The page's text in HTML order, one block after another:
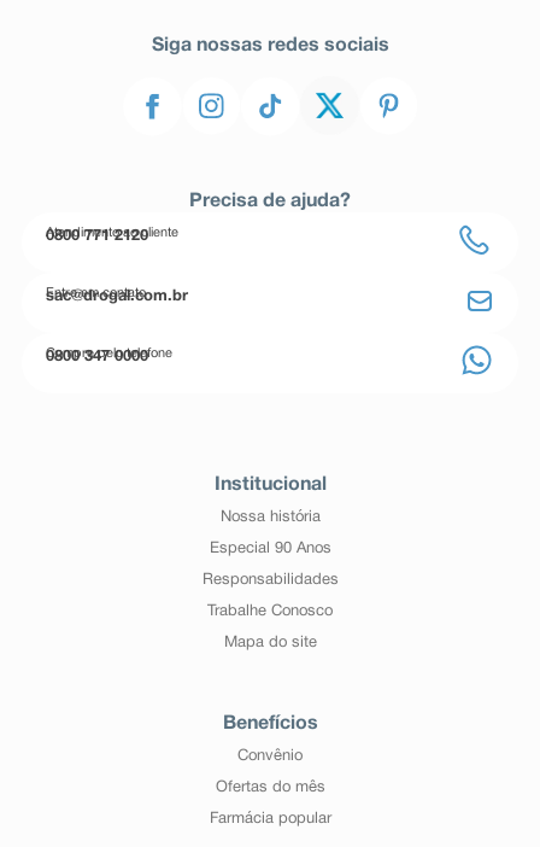
Siga nossas redes sociais
Precisa de ajuda?
Atendimento ao cliente
0800 771 2120
Entre em contato
sac@drogal.com.br
Compre pelo telefone
0800 347 0000
Institucional
Nossa história
Especial 90 Anos
Responsabilidades
Trabalhe Conosco
Mapa do site
Benefícios
Convênio
Ofertas do mês
Farmácia popular